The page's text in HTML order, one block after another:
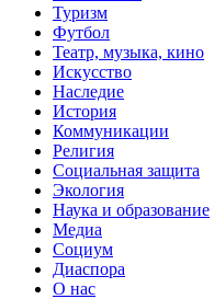
Туризм
Футбол
Театр, музыка, кино
Искусство
Наследие
История
Коммуникации
Религия
Социальная защита
Экология
Наука и образование
Медиа
Социум
Диаспора
О нас